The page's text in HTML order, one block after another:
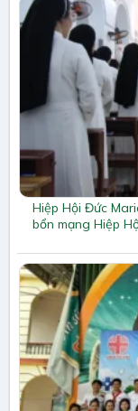
Hiệp Hội Đức
bổn mạng Hiệp